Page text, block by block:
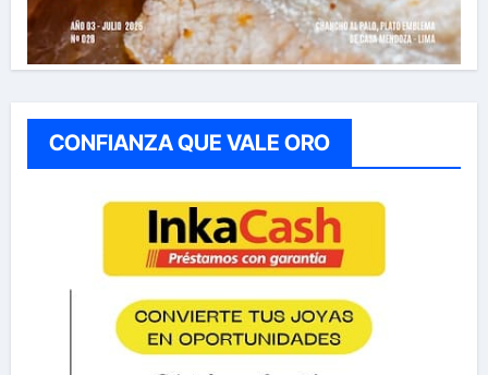
CONFIANZA QUE VALE ORO